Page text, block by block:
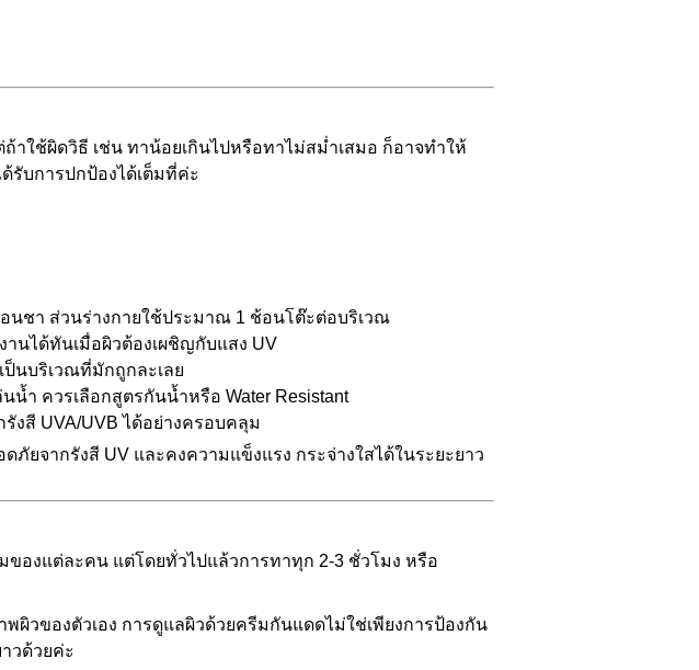
ใช้ผิดวิธี เช่น ทาน้อยเกินไปหรือทาไม่สม่ำเสมอ ก็อาจทำให้
รับการปกป้องได้เต็มที่ค่ะ
ชา ส่วนร่างกายใช้ประมาณ 1 ช้อนโต๊ะต่อบริเวณ
นได้ทันเมื่อผิวต้องเผชิญกับแสง UV
นบริเวณที่มักถูกละเลย
ำ ควรเลือกสูตรกันน้ำหรือ Water Resistant
งสี UVA/UVB ได้อย่างครอบคลุม
ยจากรังสี UV และคงความแข็งแรง กระจ่างใสได้ในระยะยาว
องแต่ละคน แต่โดยทั่วไปแล้วการทาทุก 2-3 ชั่วโมง หรือ
วของตัวเอง การดูแลผิวด้วยครีมกันแดดไม่ใช่เพียงการป้องกัน
วด้วยค่ะ